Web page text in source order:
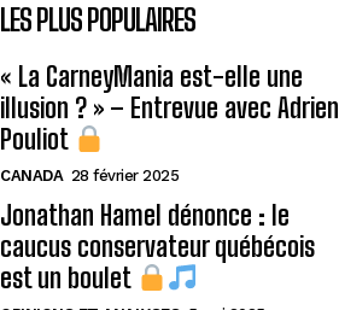
LES PLUS POPULAIRES
« La CarneyMania est-elle une
illusion ? » – Entrevue avec Adrien
Pouliot
CANADA 28 février 2025
Jonathan Hamel dénonce : le
caucus conservateur québécois
est un boulet